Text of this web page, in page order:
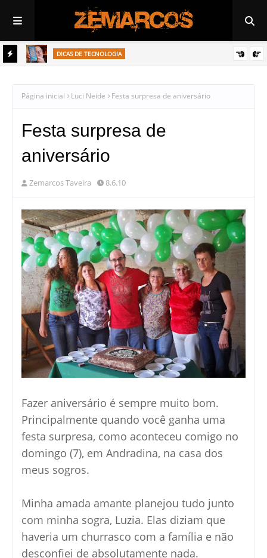
DICAS DE TECNOLOGIA
Página inicial Luci Neide Festa surpresa de aniversário
Festa surpresa de
aniversário
Zemarcos Taveira 8.6.10
Fazer aniversário é sempre muito bom.
Principalmente quando você ganha uma
festa surpresa, como aconteceu comigo no
domingo (7), em Andradina, na casa dos
meus sogros.
Minha amada amante planejou tudo junto
com minha sogra, Luzia. Elas diziam que
haveria um churrasco com a família e não
desconfiei de absolutamente nada.